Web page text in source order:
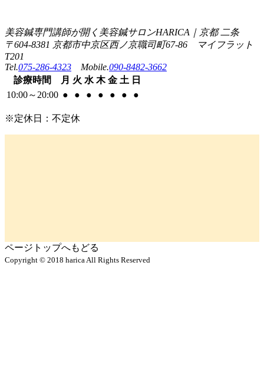
美容鍼専門講師が開く美容鍼サロンHARICA｜京都 二条
〒604-8381 京都市中京区西ノ京職司町67-86 マイフラット
T201
Tel.075-286-4323 Mobile.090-8482-3662
診療時間 月 火 水 木 金 土 日
10:00～20:00 ● ● ● ● ● ● ●
※定休日：不定休
ページトップへもどる
Copyright © 2018 harica All Rights Reserved